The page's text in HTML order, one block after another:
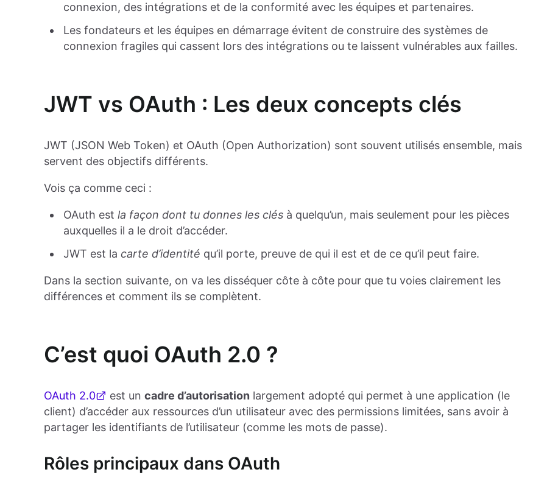
connexion, des intégrations et de la conformité avec les équipes et partenaires.
Les fondateurs et les équipes en démarrage évitent de construire des systèmes de
connexion fragiles qui cassent lors des intégrations ou te laissent vulnérables aux failles.
JWT vs OAuth : Les deux concepts clés
JWT (JSON Web Token) et OAuth (Open Authorization) sont souvent utilisés ensemble, mais
servent des objectifs différents.
Vois ça comme ceci :
OAuth est la façon dont tu donnes les clés à quelqu’un, mais seulement pour les pièces
auxquelles il a le droit d’accéder.
JWT est la carte d’identité qu’il porte, preuve de qui il est et de ce qu’il peut faire.
Dans la section suivante, on va les disséquer côte à côte pour que tu voies clairement les
différences et comment ils se complètent.
C’est quoi OAuth 2.0 ?
OAuth 2.0 est un cadre d’autorisation largement adopté qui permet à une application (le
client) d’accéder aux ressources d’un utilisateur avec des permissions limitées, sans avoir à
partager les identifiants de l’utilisateur (comme les mots de passe).
Rôles principaux dans OAuth